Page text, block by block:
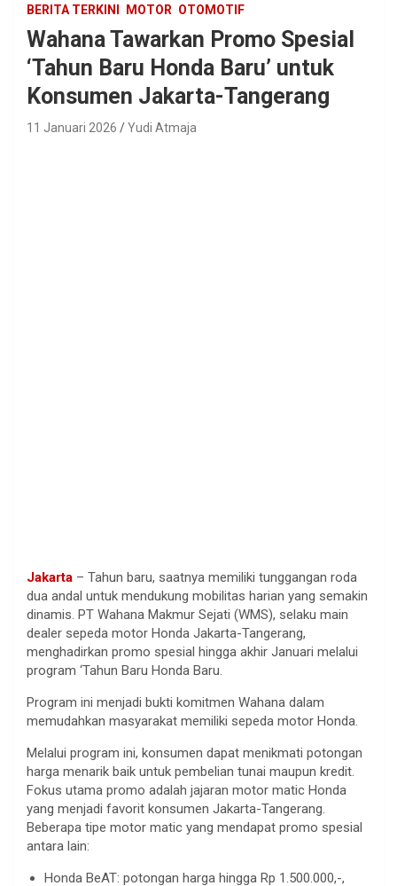
BERITA TERKINI MOTOR OTOMOTIF
Wahana Tawarkan Promo Spesial
‘Tahun Baru Honda Baru’ untuk
Konsumen Jakarta-Tangerang
11 Januari 2026 Yudi Atmaja
Jakarta – Tahun baru, saatnya memiliki tunggangan roda
dua andal untuk mendukung mobilitas harian yang semakin
dinamis. PT Wahana Makmur Sejati (WMS), selaku main
dealer sepeda motor Honda Jakarta-Tangerang,
menghadirkan promo spesial hingga akhir Januari melalui
program ‘Tahun Baru Honda Baru.
Program ini menjadi bukti komitmen Wahana dalam
memudahkan masyarakat memiliki sepeda motor Honda.
Melalui program ini, konsumen dapat menikmati potongan
harga menarik baik untuk pembelian tunai maupun kredit.
Fokus utama promo adalah jajaran motor matic Honda
yang menjadi favorit konsumen Jakarta-Tangerang.
Beberapa tipe motor matic yang mendapat promo spesial
antara lain:
Honda BeAT: potongan harga hingga Rp 1.500.000,-,